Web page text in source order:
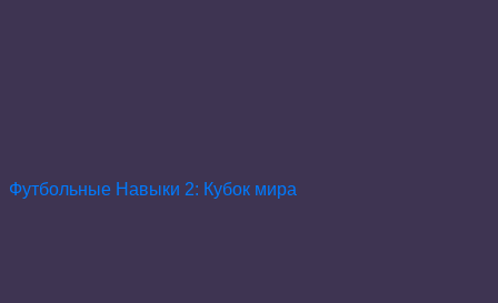
Футбольные Навыки 2: Кубок мира